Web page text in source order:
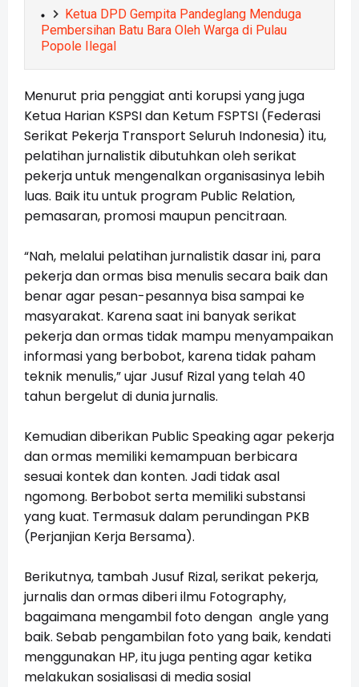
Ketua DPD Gempita Pandeglang Menduga
Pembersihan Batu Bara Oleh Warga di Pulau
Popole Ilegal
Menurut pria penggiat anti korupsi yang juga
Ketua Harian KSPSI dan Ketum FSPTSI (Federasi
Serikat Pekerja Transport Seluruh Indonesia) itu,
pelatihan jurnalistik dibutuhkan oleh serikat
pekerja untuk mengenalkan organisasinya lebih
luas. Baik itu untuk program Public Relation,
pemasaran, promosi maupun pencitraan.
“Nah, melalui pelatihan jurnalistik dasar ini, para
pekerja dan ormas bisa menulis secara baik dan
benar agar pesan-pesannya bisa sampai ke
masyarakat. Karena saat ini banyak serikat
pekerja dan ormas tidak mampu menyampaikan
informasi yang berbobot, karena tidak paham
teknik menulis,” ujar Jusuf Rizal yang telah 40
tahun bergelut di dunia jurnalis.
Kemudian diberikan Public Speaking agar pekerja
dan ormas memiliki kemampuan berbicara
sesuai kontek dan konten. Jadi tidak asal
ngomong. Berbobot serta memiliki substansi
yang kuat. Termasuk dalam perundingan PKB
(Perjanjian Kerja Bersama).
Berikutnya, tambah Jusuf Rizal, serikat pekerja,
jurnalis dan ormas diberi ilmu Fotography,
bagaimana mengambil foto dengan angle yang
baik. Sebab pengambilan foto yang baik, kendati
menggunakan HP, itu juga penting agar ketika
melakukan sosialisasi di media sosial